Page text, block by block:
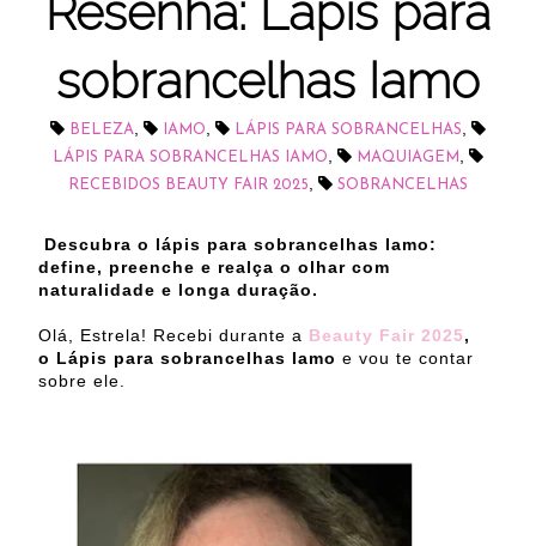
Resenha: Lápis para
sobrancelhas Iamo
BELEZA, IAMO, LÁPIS PARA SOBRANCELHAS,
LÁPIS PARA SOBRANCELHAS IAMO, MAQUIAGEM ,
RECEBIDOS BEAUTY FAIR 2025, SOBRANCELHAS
Descubra o lápis para sobrancelhas Iamo:
define, preenche e realça o olhar com
naturalidade e longa duração.
Olá, Estrela! Recebi durante a Beauty Fair 2025,
o Lápis para sobrancelhas Iamo e vou te contar
sobre ele.